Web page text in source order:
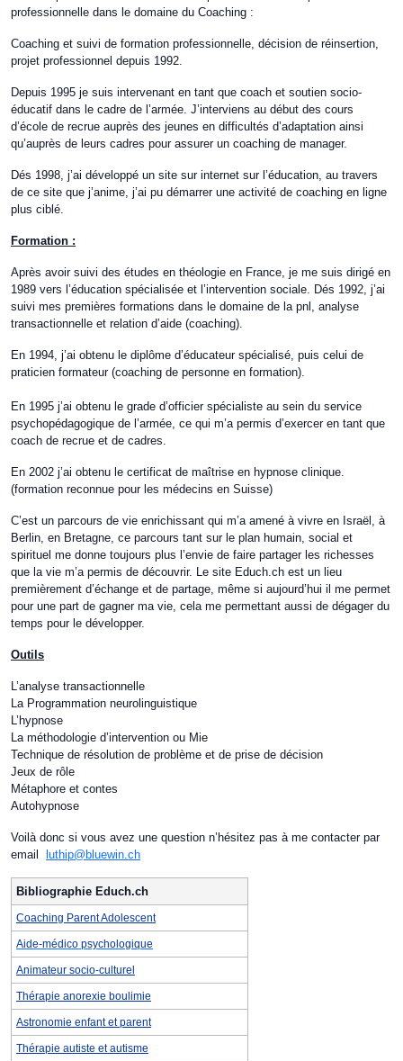
professionnelle dans le domaine du Coaching :
Coaching et suivi de formation professionnelle, décision de réinsertion,
projet professionnel depuis 1992.
Depuis 1995 je suis intervenant en tant que coach et soutien socio-
éducatif dans le cadre de l’armée. J’interviens au début des cours
d’école de recrue auprès des jeunes en difficultés d’adaptation ainsi
qu’auprès de leurs cadres pour assurer un coaching de manager.
Dés 1998, j’ai développé un site sur internet sur l’éducation, au travers
de ce site que j’anime, j’ai pu démarrer une activité de coaching en ligne
plus ciblé.
Formation :
Après avoir suivi des études en théologie en France, je me suis dirigé en
1989 vers l’éducation spécialisée et l’intervention sociale. Dés 1992, j’ai
suivi mes premières formations dans le domaine de la pnl, analyse
transactionnelle et relation d’aide (coaching).
En 1994, j’ai obtenu le diplôme d’éducateur spécialisé, puis celui de
praticien formateur (coaching de personne en formation).
En 1995 j’ai obtenu le grade d’officier spécialiste au sein du service
psychopédagogique de l’armée, ce qui m’a permis d’exercer en tant que
coach de recrue et de cadres.
En 2002 j’ai obtenu le certificat de maîtrise en hypnose clinique.
(formation reconnue pour les médecins en Suisse)
C’est un parcours de vie enrichissant qui m’a amené à vivre en Israël, à
Berlin, en Bretagne, ce parcours tant sur le plan humain, social et
spirituel me donne toujours plus l’envie de faire partager les richesses
que la vie m’a permis de découvrir. Le site Educh.ch est un lieu
premièrement d’échange et de partage, même si aujourd’hui il me permet
pour une part de gagner ma vie, cela me permettant aussi de dégager du
temps pour le développer.
Outils
L’analyse transactionnelle
La Programmation neurolinguistique
L’hypnose
La méthodologie d’intervention ou Mie
Technique de résolution de problème et de prise de décision
Jeux de rôle
Métaphore et contes
Autohypnose
Voilà donc si vous avez une question n’hésitez pas à me contacter par
email
luthip@bluewin.ch
Bibliographie Educh.ch
Coaching Parent Adolescent
Aide-médico psychologique
Animateur socio-culturel
Thérapie anorexie boulimie
Astronomie enfant et parent
Thérapie autiste et autisme